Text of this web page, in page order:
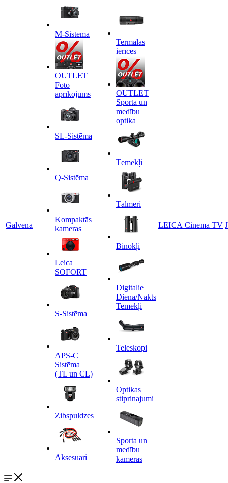
Galvenā
M-Sistēma
OUTLET
Foto
aprīkojums
SL-Sistēma
Q-Sistēma
Kompaktās
kameras
Leica
SOFORT
S-Sistēma
APS-C
Sistēma
(TL un CL)
Zibspuldzes
Aksesuāri
Termālās
ierīces
OUTLET
Sporta un
medību
optika
Tēmekļi
Tālmēri
Binokļi
Digitalie
Diena/Nakts
Temekļi
Teleskopi
Optikas
stiprinajumi
Sporta un
medību
kameras
LEICA Cinema TV